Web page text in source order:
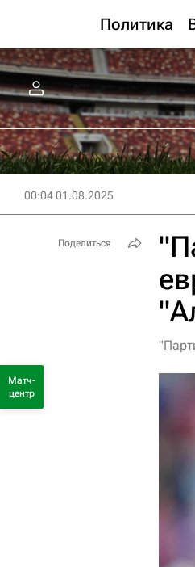
Политика
00:04 01.08.2025
Поделиться
Матч-
центр